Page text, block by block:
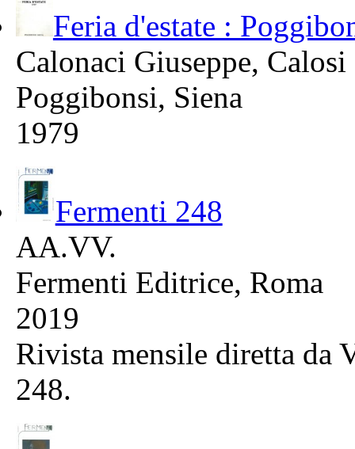
Feria d'estate :
Calonaci Giuseppe,
Poggibonsi, Siena
1979
Fermenti 248
AA.VV.
Fermenti Editrice, Roma
2019
Rivista mensile diretta da
248.